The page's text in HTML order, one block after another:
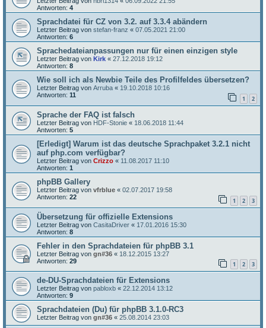
Antworten: 4
Sprachdatei für CZ von 3.2. auf 3.3.4 abändern
Letzter Beitrag von stefan-franz « 07.05.2021 21:00
Antworten: 6
Sprachedateianpassungen nur für einen einzigen style
Letzter Beitrag von Kirk « 27.12.2018 19:12
Antworten: 8
Wie soll ich als Newbie Teile des Profilfeldes übersetzen?
Letzter Beitrag von Arruba « 19.10.2018 10:16
Antworten: 11 1 2
Sprache der FAQ ist falsch
Letzter Beitrag von HDF-Stonie « 18.06.2018 11:44
Antworten: 5
[Erledigt] Warum ist das deutsche Sprachpaket 3.2.1 nicht
auf php.com verfügbar?
Letzter Beitrag von Crizzo « 11.08.2017 11:10
Antworten: 1
phpBB Gallery
Letzter Beitrag von vfrblue « 02.07.2017 19:58
Antworten: 22 1 2 3
Übersetzung für offizielle Extensions
Letzter Beitrag von CasitaDriver « 17.01.2016 15:30
Antworten: 8
Fehler in den Sprachdateien für phpBB 3.1
Letzter Beitrag von gn#36 « 18.12.2015 13:27
Antworten: 29 1 2 3
de-DU-Sprachdateien für Extensions
Letzter Beitrag von pabloxb « 22.12.2014 13:12
Antworten: 9
Sprachdateien (Du) für phpBB 3.1.0-RC3
Letzter Beitrag von gn#36 « 25.08.2014 23:03